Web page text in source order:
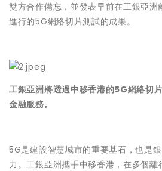
雙方合作備忘，並發表早前在工銀亞
進行的5G網絡切片測試的成果。
工銀亞洲將透過中移香港的5G網絡切
金融服務。
5G是建設智慧城市的重要基石，也是
力。工銀亞洲攜手中移香港，在多個